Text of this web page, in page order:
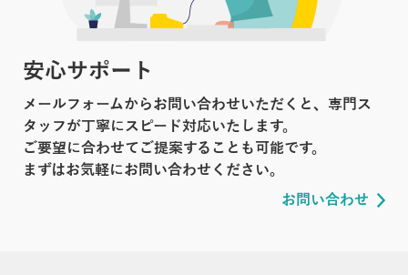
安心サポート
メールフォームからお問い合わせいただくと、専門ス
タッフが丁寧にスピード対応いたします。
ご要望に合わせてご提案することも可能です。
まずはお気軽にお問い合わせください。
お問い合わせ